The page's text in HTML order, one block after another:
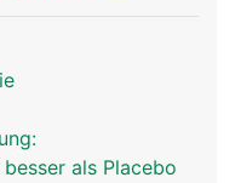
als Placebo